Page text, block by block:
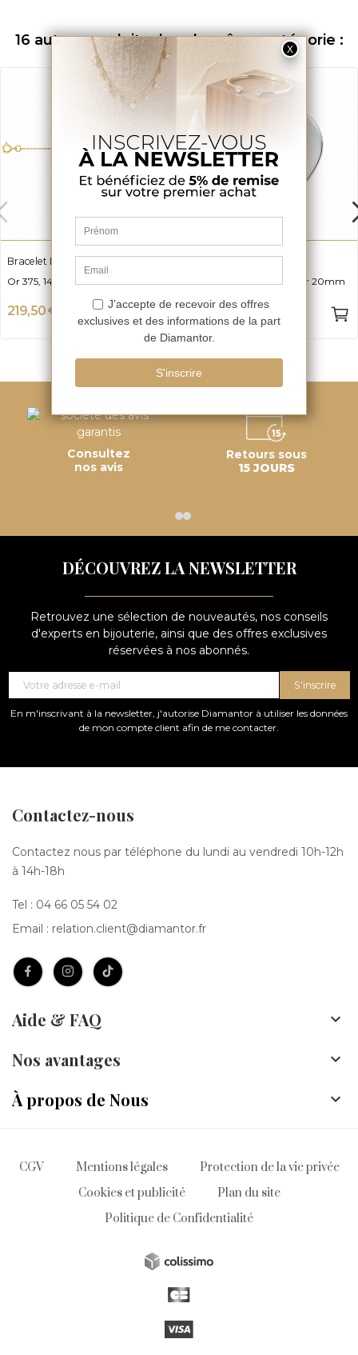
16 autres produits dans la même catégorie :
Bracelet Identité Enfant Louison
Or 375, 14cm (12+2cm)
219,50 € -50%
Acier Inoxydable, Largeur 20mm
7,45 €14,90 € -50%
Consultez
nos avis
Retours sous
15 JOURS
DÉCOUVREZ LA NEWSLETTER
Retrouvez une sélection de nouveautés, nos conseils
d'experts en bijouterie, ainsi que des offres exclusives
réservées à nos abonnés.
S'inscrire
En m'inscrivant à la newsletter, j'autorise Diamantor à utiliser les données
de mon compte client afin de me contacter.
Contactez-nous
Contactez nous par téléphone du lundi au vendredi 10h-12h
à 14h-18h
Tel : 04 66 05 54 02
Email : relation.client@diamantor.fr
Aide & FAQ 
Nos avantages 
À propos de Nous 
CGV Mentions légales
Protection de la vie privée
Cookies et publicité
Plan du site
Politique de Confidentialité